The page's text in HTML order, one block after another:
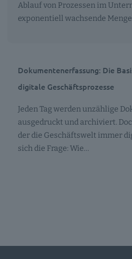
Ablauf von Prozessen im
exponentiell wachsende
Dokumentenerfassung: Die
digitale Geschäftsprozesse
Jeden Tag werden unzählige
ausgedruckt und archiviert.
der die Geschäftswelt immer
sich die Frage: Wie…